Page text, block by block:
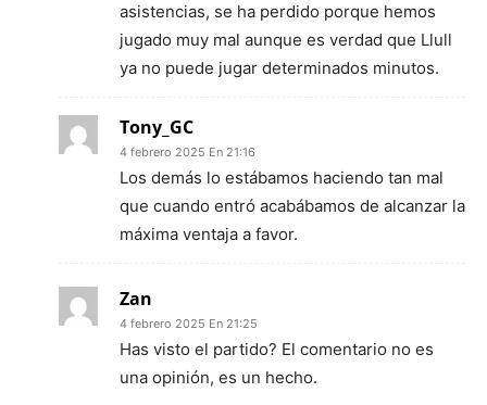
asistencias, se ha perdido porque hemos
jugado muy mal aunque es verdad que Llull
ya no puede jugar determinados minutos.
Tony_GC
4 febrero 2025 En 21:16
Los demás lo estábamos haciendo tan mal
que cuando entró acabábamos de alcanzar la
máxima ventaja a favor.
Zan
4 febrero 2025 En 21:25
Has visto el partido? El comentario no es
una opinión, es un hecho.